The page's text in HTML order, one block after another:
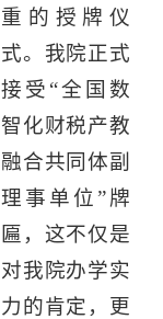
重的授牌仪
式。我院正式
接受“全国数
智化财税产教
融合共同体副
理事单位”牌
匾，这不仅是
对我院办学实
力的肯定，更